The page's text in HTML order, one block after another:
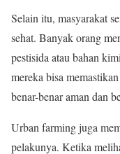
Selain itu, masyarakat
sehat. Banyak orang
pestisida atau bahan
mereka bisa
benar-benar aman dan
Urban farming juga
pelakunya. Ketika